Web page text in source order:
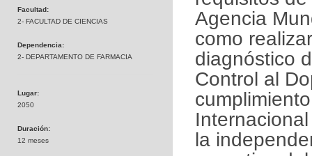
Facultad:
2- FACULTAD DE CIENCIAS
Dependencia:
2- DEPARTAMENTO DE FARMACIA
Lugar:
2050
Duración:
12 meses
Agencia
como
diagnóstico
Control al
la